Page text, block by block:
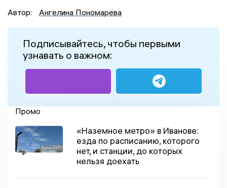
Автор:
Ангелина Пономарёва
Подписывайтесь, чтобы первыми
узнавать о важном:
Промо
«Наземное метро» в Иванове:
езда по расписанию, которого
нет, и станции, до которых
нельзя доехать